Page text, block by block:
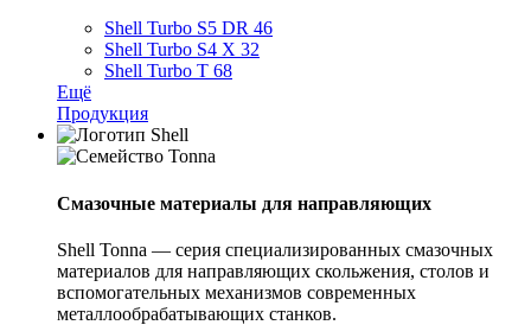
Shell Turbo S5 DR 46
Shell Turbo S4 X 32
Shell Turbo T 68
Ещё
Продукция
Смазочные материалы для направляющих
Shell Tonna — серия специализированных смазочных
материалов для направляющих скольжения, столов и
вспомогательных механизмов современных
металлообрабатывающих станков.